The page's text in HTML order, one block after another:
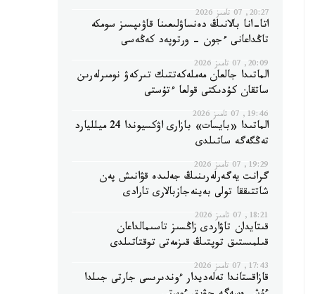
20:27, 07 تامىز 2026
اتا-انا بالانىڭ دەنساۋلىعىنا قاۋىپسىز سومكە
تاڭداعانى ءجون - ورتوپەد كەڭەسى
20:09, 07 تامىز 2026
الماتىدا جالعان مەملەكەتتىك تىركەۋ نومىرلەرىن
ساتقان كۇدىكتى قولعا ءتۇستى
19:46, 07 تامىز 2026
الماتىدا «بايسات» بازارى اۋكسيوندا 24 ميلليارد
تەڭگەگە ساتىلدى
19:29, 07 تامىز 2026
گرانت يەگەرلەرىنىڭ جەلىدە قۋانىش پەن
شاتتىققا تولى بەينەجازبالارى تارادى
18:21, 07 تامىز 2026
قىتايدان تاۋاردى زاڭسىز تاسىمالداعان
قىلمىستىق توپتىڭ قىزمەتى توقتاتىلدى
17:43, 07 تامىز 2026
قازاقستاندا تەلەديدار ءوندىرىسى جارتى جىلدا